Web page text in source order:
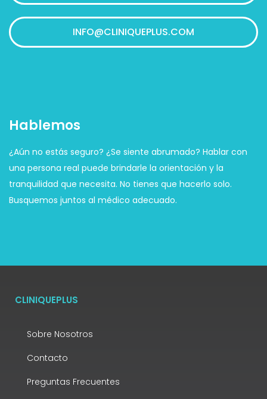
Hablemos
¿Aún no estás seguro? ¿Se siente abrumado? Hablar con
una persona real puede brindarle la orientación y la
tranquilidad que necesita. No tienes que hacerlo solo.
Busquemos juntos al médico adecuado.
INFO@CLINIQUEPLUS.COM
CLINIQUEPLUS
Sobre Nosotros
Contacto
Preguntas Frecuentes